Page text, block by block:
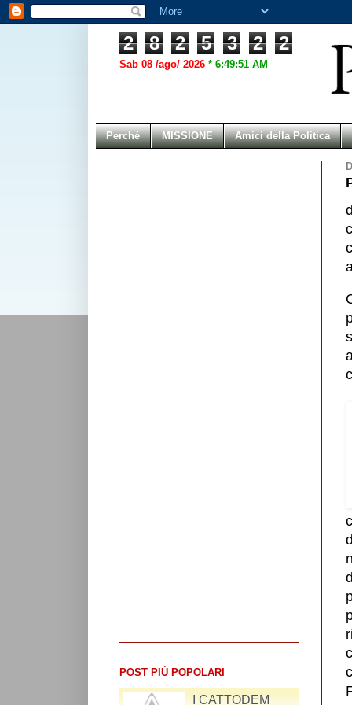
2 8 2 5 3 2 2
Sab 08 /ago/ 2026 * 6:49:51 AM
Perché MISSIONE Amici della Politica
POST PIÙ POPOLARI
RIFLESSIONI SUL